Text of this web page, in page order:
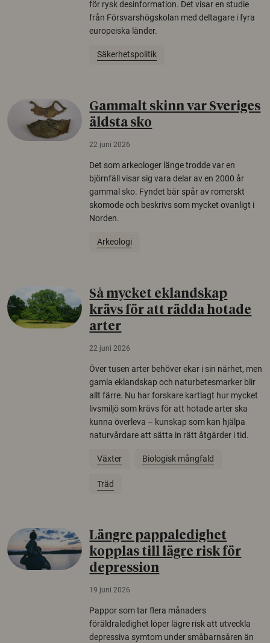
för rysk desinformation. Det visar en studie
från Försvarshögskolan med deltagare i fyra
europeiska länder.
Säkerhetspolitik
Gammalt skinn var Sveriges
äldsta sko
22 juni 2026
Det som arkeologer länge trodde var en
björnfäll visar sig vara delar av en 2000 år
gammal sko. Fyndet bär spår av romerskt
skomode och beskrivs som mycket ovanligt i
Norden.
Arkeologi
Så mycket eklandskap
krävs för att rädda hotade
arter
22 juni 2026
Över tusen arter behöver ekar i sin närhet, men
gamla eklandskap och naturbetesmarker blir
allt färre. Nu har forskare kartlagt hur mycket
livsmiljö som krävs för att hotade arter ska
kunna överleva – kunskap som kan hjälpa
naturvårdare att sätta in rätt åtgärder i tid.
Växter Biologisk mångfald
Träd
Längre pappaledighet
kopplas till lägre risk för
depression
19 juni 2026
Pappor som tar flera månaders
föräldraledighet löper lägre risk att utveckla
depressiva symtom under småbarnsåren än